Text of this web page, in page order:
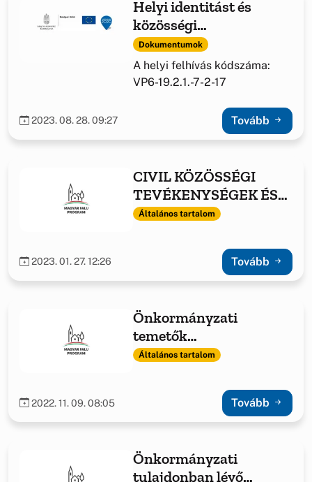
Helyi identitást és
közösségi
együttműködést segítő
fejlesztések támogatása
Dokumentumok
A helyi felhívás kódszáma:
VP6-19.2.1.-7-2-17
2023. 08. 28. 09:27 Tovább
CIVIL KÖZÖSSÉGI
TEVÉKENYSÉGEK ÉS
FELTÉTELEINEK
Általános tartalom
2023. 01. 27. 12:26 Tovább
Önkormányzati
temetők
infrastrukturális
Általános tartalom
2022. 11. 09. 08:05 Tovább
Önkormányzati
tulajdonban lévő